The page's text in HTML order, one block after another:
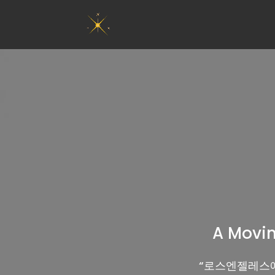
A
“로스엔젤레스